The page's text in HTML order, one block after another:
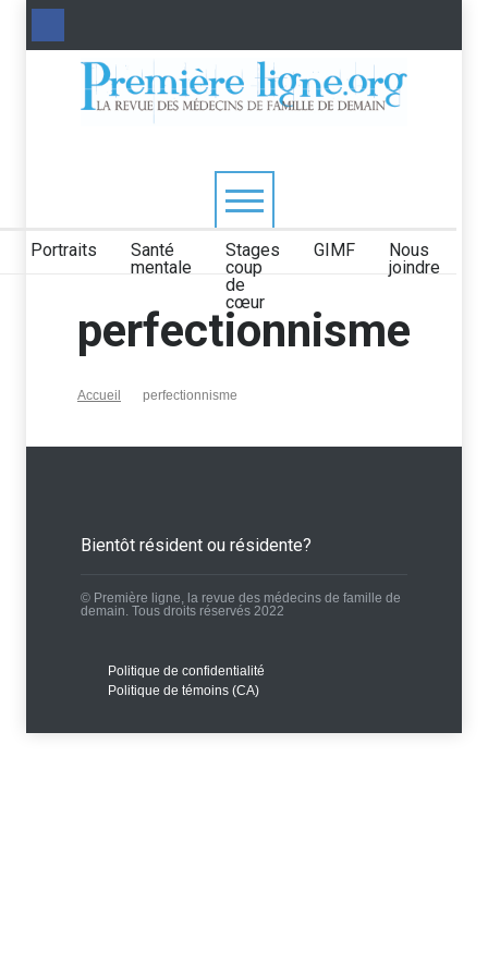
Portraits
Santé
mentale
Stages
coup
de
cœur
GIMF
Nous
joindre
perfectionnisme
Accueil perfectionnisme
Bientôt résident ou résidente?
© Première ligne, la revue des médecins de famille de
demain. Tous droits réservés 2022
Politique de confidentialité
Politique de témoins (CA)